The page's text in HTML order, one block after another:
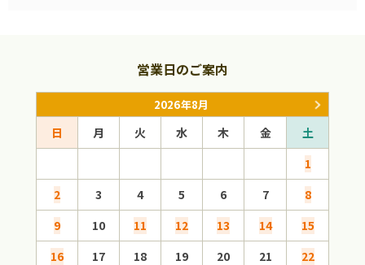
営業日のご案内
2026年8月
日 月 火 水 木 金
土
1
2
3 4 5 6 7
8
9
10 11 12 13 14
15
16
17 18 19 20 21
22